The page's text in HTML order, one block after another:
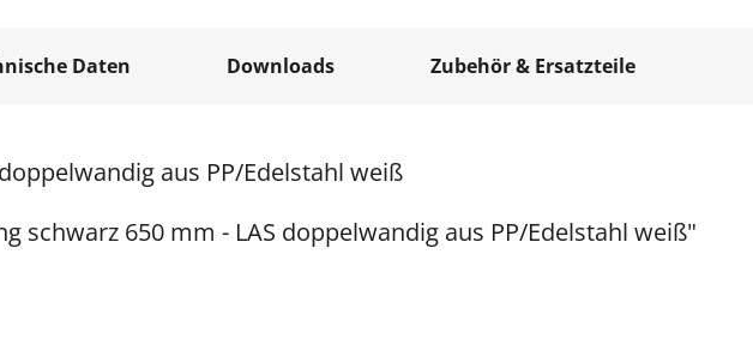
Daten Downloads Zubehör & Ersatzteile
aus PP/Edelstahl weiß
schwarz 650 mm - LAS doppelwandig aus PP/Edelstahl weiß"